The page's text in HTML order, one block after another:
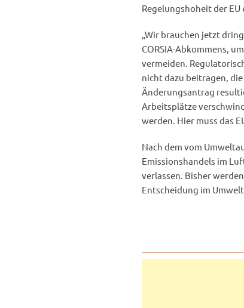
Regelungshoheit der
„Wir brauchen jetzt
CORSIA-Abkommens,
vermeiden.
nicht dazu beitragen,
Änderungsantrag
Arbeitsplätze
werden. Hier muss das
Nach dem vom
Emissionshandels im
verlassen. Bisher
Entscheidung im